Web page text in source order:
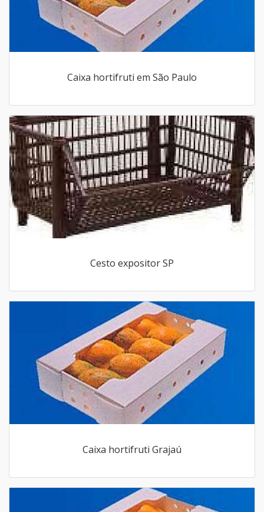
Caixa hortifruti em São Paulo
Cesto expositor SP
Caixa hortifruti Grajaú